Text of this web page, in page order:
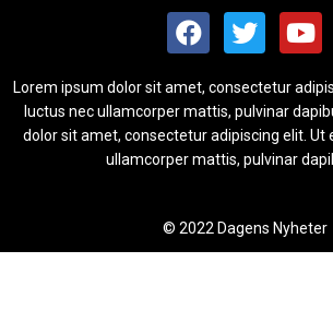
Lorem ipsum dolor sit amet, consectetur
luctus nec ullamcorper mattis, pulvinar
dolor sit amet, consectetur adipiscing elit. Ut
ullamcorper mattis, pulvinar
© 2022 Dagens Nyheter